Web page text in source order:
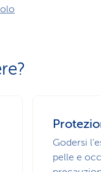
Godersi
pelle e